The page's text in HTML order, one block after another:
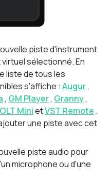
piste d'instrument
sélectionné. En
liste de tous les
s'affiche : Augur,
, GM Player, Granny,
MinietVST Remote .
une piste avec cet
piste audio pour
microphone ou d'une